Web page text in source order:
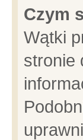
Czym
Wątki
stronie